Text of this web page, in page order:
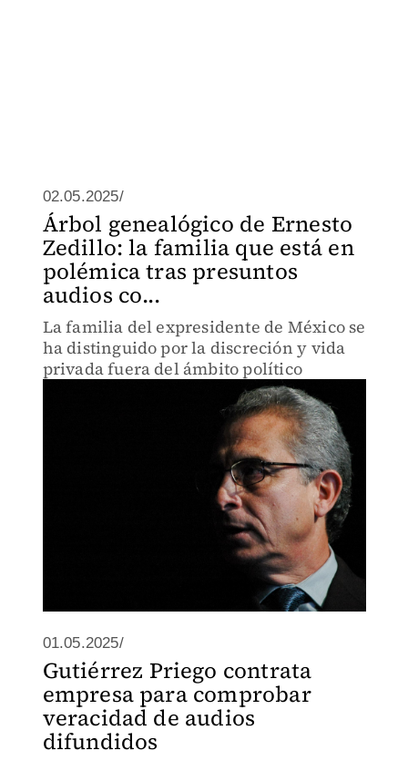
02.05.2025/
Árbol genealógico de Ernesto
Zedillo: la familia que está en
polémica tras presuntos
audios co...
La familia del expresidente de México se
ha distinguido por la discreción y vida
privada fuera del ámbito político
01.05.2025/
Gutiérrez Priego contrata
empresa para comprobar
veracidad de audios
difundidos